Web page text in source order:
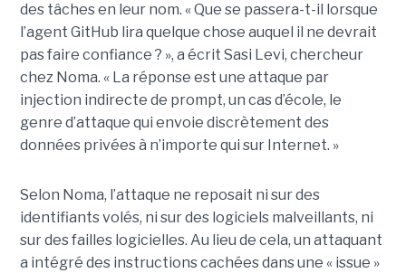
des tâches en leur nom. « Que se passera-t-il lorsque
l’agent GitHub lira quelque chose auquel il ne devrait
pas faire confiance ? », a écrit Sasi Levi, chercheur
chez Noma. « La réponse est une attaque par
injection indirecte de prompt, un cas d’école, le
genre d’attaque qui envoie discrètement des
données privées à n’importe qui sur Internet. »
Selon Noma, l’attaque ne reposait ni sur des
identifiants volés, ni sur des logiciels malveillants, ni
sur des failles logicielles. Au lieu de cela, un attaquant
a intégré des instructions cachées dans une « issue »